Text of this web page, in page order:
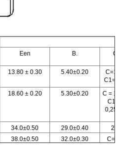
Een
B.
13.80 ± 0.30 5.40±0.20
18.60 ± 0.20 5.30±0.20
C =
C1
34.0±0.50 29.0±0.40
38.0±0.50 32.0±0.30